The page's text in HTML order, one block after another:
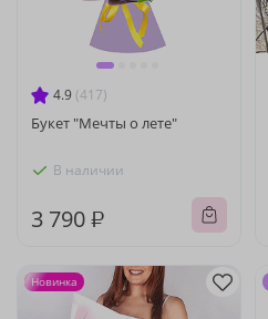
4.9 (417)
Букет "Мечты о лете"
В наличии
3 790 ₽
Новинка